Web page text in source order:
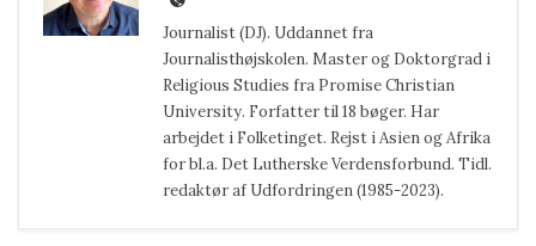
Journalist (DJ). Uddannet fra
Journalisthøjskolen. Master og Doktorgrad i
Religious Studies fra Promise Christian
University. Forfatter til 18 bøger. Har
arbejdet i Folketinget. Rejst i Asien og Afrika
for bl.a. Det Lutherske Verdensforbund. Tidl.
redaktør af Udfordringen (1985-2023).